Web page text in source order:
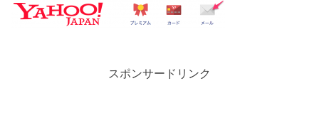
スポンサードリンク